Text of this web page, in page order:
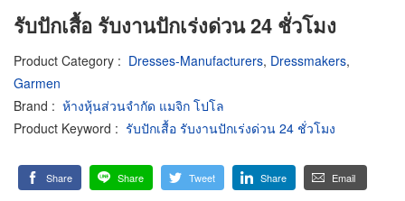
รับปักเสื้อ รับงานปักเร่งด่วน 24 ชั่วโมง
Product Category : Dresses-Manufacturers, Dressmakers,
Garmen
Brand : ห้างหุ้นส่วนจำกัด แมจิก โปโล
Product Keyword : รับปักเสื้อ รับงานปักเร่งด่วน 24 ชั่วโมง
Share Share Tweet Share Email